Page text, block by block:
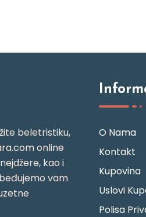
beletristiku,
online
kao i
vam
O Nama
Kontakt
Kupovina
Uslovi
Polisa